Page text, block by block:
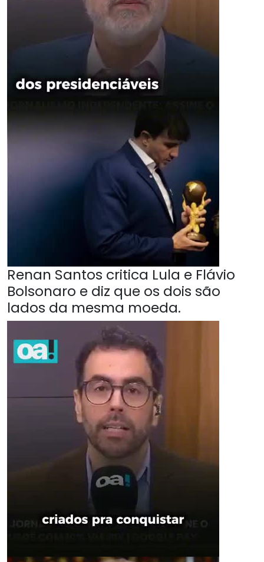
Renan Santos critica Lula e Flávio
Bolsonaro e diz que os dois são
lados da mesma moeda.